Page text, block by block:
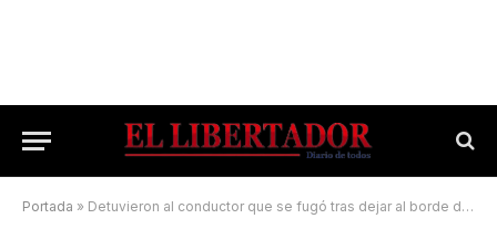
Portada » Detuvieron al conductor que se fugó tras dejar al borde de la muerte a un motociclista